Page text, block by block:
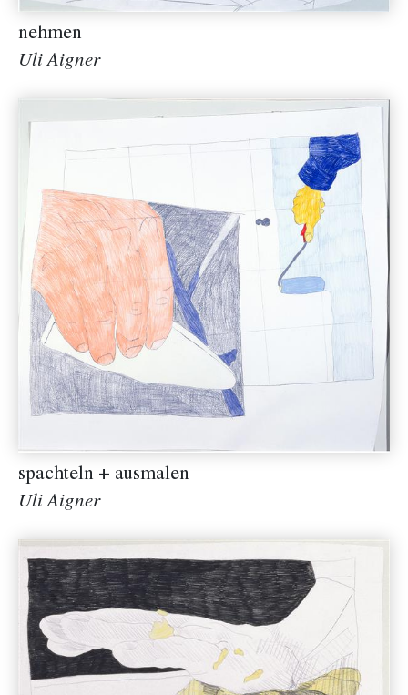
nehmen
Uli Aigner
spachteln + ausmalen
Uli Aigner